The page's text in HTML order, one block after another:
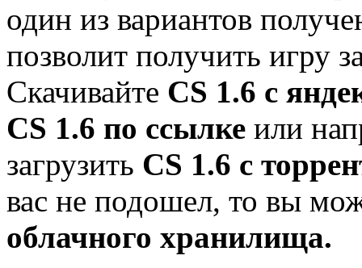
один из вариантов
позволит получить игру
Скачивайте CS 1.6 с
CS 1.6 по ссылке или
загрузить CS 1.6 с
вас не подошел, то вы
облачного хранилища.